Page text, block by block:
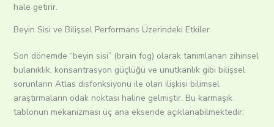
hale getirir.
Beyin Sisi ve Bilişsel Performans Üzerindeki Etkiler
Son dönemde “beyin sisi” (brain fog) olarak tanımlanan zihinsel
bulanıklık, konsantrasyon güçlüğü ve unutkanlık gibi bilişsel
sorunların Atlas disfonksiyonu ile olan ilişkisi bilimsel
araştırmaların odak noktası haline gelmiştir. Bu karmaşık
tablonun mekanizması üç ana eksende açıklanabilmektedir: